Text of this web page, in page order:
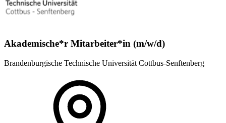
Akademische*r Mitarbeiter*in (m/w/d)
Brandenburgische Technische Universität Cottbus-Senftenberg